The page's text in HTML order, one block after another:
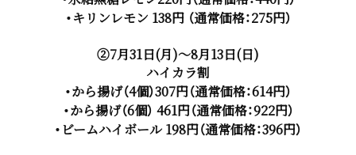
・キリンレモン 138円 （通常価格：275円）
②7月31日(月)～8月13日(日)
ハイカラ割
・から揚げ（4個）307円（通常価格：614円）
・から揚げ（6個） 461円（通常価格：922円）
・ビームハイボール 198円（通常価格：396円）